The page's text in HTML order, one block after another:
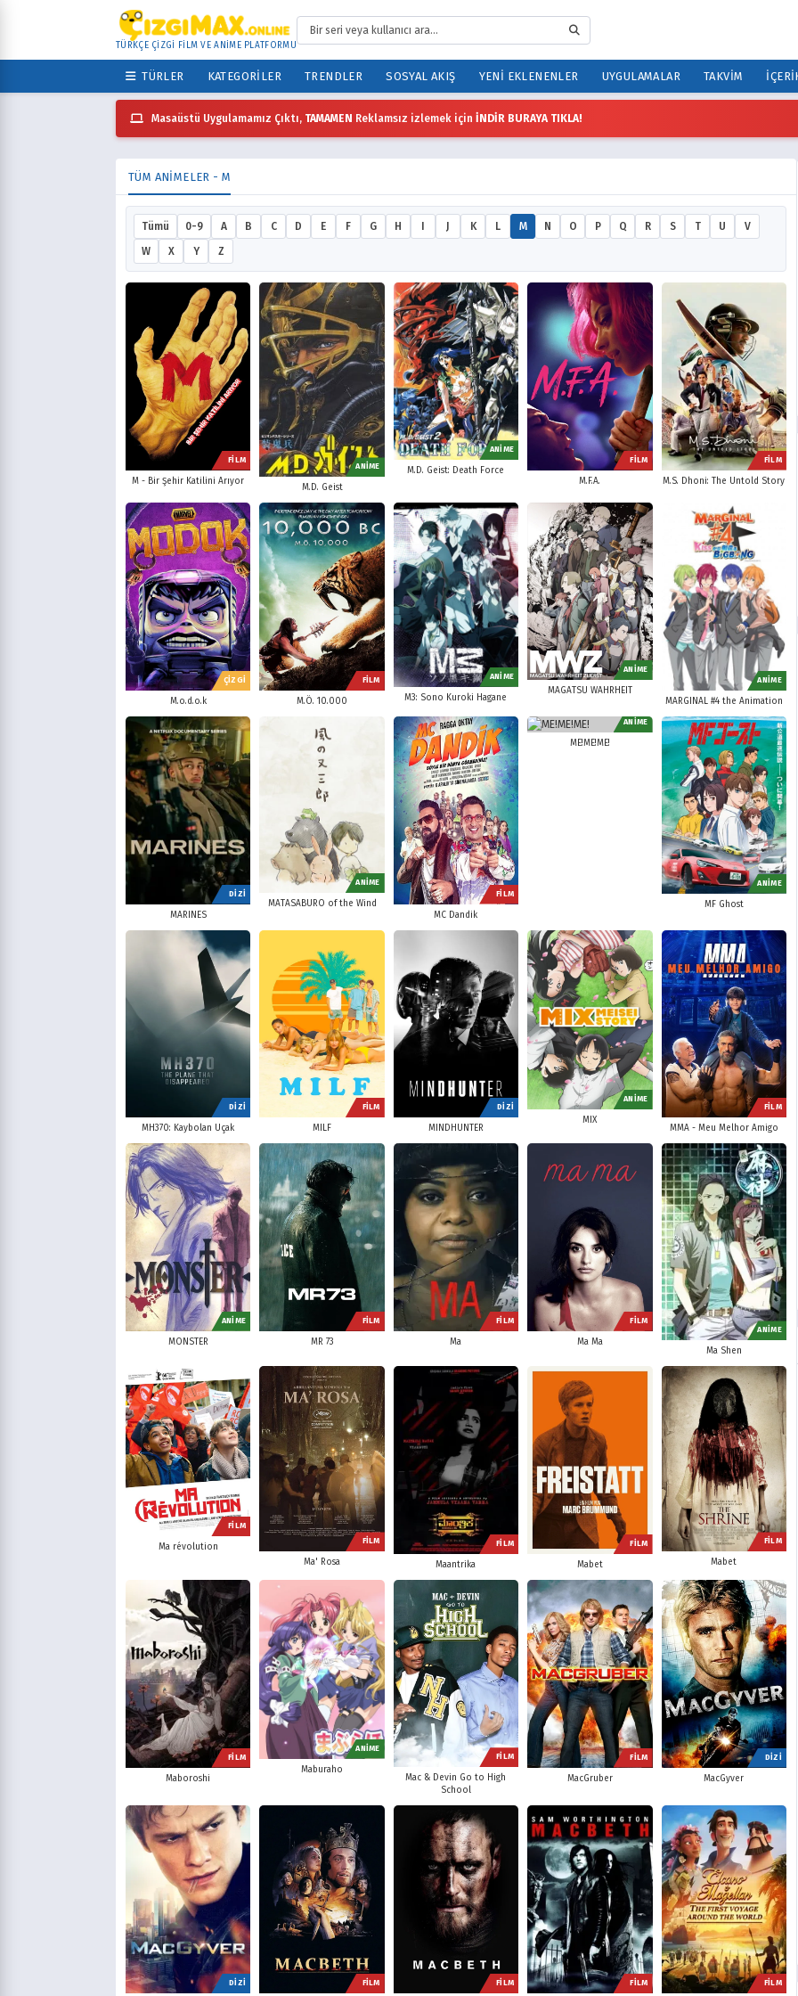
TÜRKÇE ÇİZGİ FİLM VE ANİME PLATFORMU
TÜRLER KATEGORILER TRENDLER SOSYAL AKIŞ YENI EKLENENLER UYGULAMALAR TAKVIM
Masaüstü Uygulamamız Çıktı, TAMAMEN Reklamsız izlemek için İNDİR BURAYA TIKLA!
TÜM ANIMELER - M
Tümü 0-9 A B C D E F G H J K L M N O P Q R S T U
V
W
X Y Z
FİLM
M - Bir Şehir Katilini Arıyor
ANİME
M.D. Geist
ANİME
M.D. Geist: Death Force
FİLM
M.F.A.
FİLM
M.S. Dhoni: The Untold Story
ÇİZGİ
M.o.d.o.k
FİLM
M.Ö. 10.000
ANİME
M3: Sono Kuroki Hagane
ANİME
MAGATSU WAHRHEIT
ANİME
MARGINAL #4 the Animation
DİZİ
MARINES
ANİME
MATASABURO of the Wind
FİLM
MC Dandik
ANİME
ME!ME!ME!
ANİME
MF Ghost
DİZİ
MH370: Kaybolan Uçak
FİLM
MILF
DİZİ
MINDHUNTER
ANİME
MIX
FİLM
MMA - Meu Melhor Amigo
ANİME
MONSTER
FİLM
MR 73
FİLM
Ma
FİLM
Ma Ma
ANİME
Ma Shen
FİLM
Ma révolution
FİLM
Ma' Rosa
FİLM
Maantrika
FİLM
Mabet
FİLM
Mabet
FİLM
Maboroshi
ANİME
Maburaho
FİLM
Mac & Devin Go to High
School
FİLM
MacGruber
DİZİ
MacGyver
DİZİ FİLM FİLM FİLM FİLM